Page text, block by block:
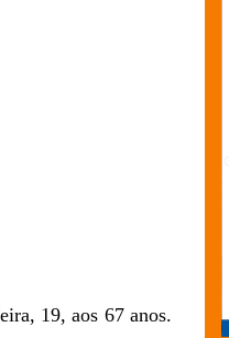
19, aos 67 anos.